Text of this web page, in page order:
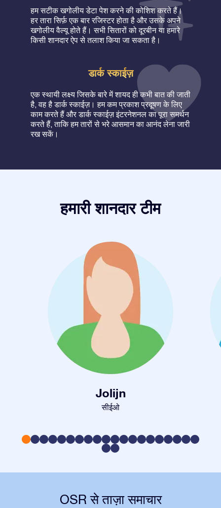
हम सटीक खगोलीय डेटा पेश करने की कोशिश करते हैं।
हर तारा सिर्फ़ एक बार रजिस्टर होता है और उसके अपने
खगोलीय वैल्यू होते हैं। सभी सितारों को दूरबीन या हमारे
किसी शानदार ऐप से तलाश किया जा सकता है।
डार्क स्काईज़
एक स्थायी लक्ष्य जिसके बारे में शायद ही कभी बात की जाती
है, वह है डार्क स्काईज़। हम कम प्रकाश प्रदूषण के लिए
काम करते हैं और डार्क स्काईज़ इंटरनेशनल का पूरा समर्थन
करते हैं, ताकि हम तारों से भरे आसमान का आनंद लेना जारी
रख सकें।
हमारी शानदार टीम
Jolijn
सीईओ
OSR से ताज़ा समाचार